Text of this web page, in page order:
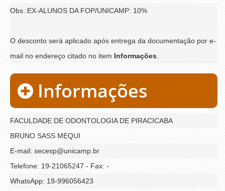
Obs.:EX-ALUNOS DA FOP/UNICAMP: 10%
O desconto será aplicado após entrega da documentação por e-
mail no endereço citado no item Informações
Informações
FACULDADE DE ODONTOLOGIA DE PIRACICABA
BRUNO SASS MEQUI
E-mail: secesp@unicamp.br
Telefone: 19-21065247 - Fax: -
WhatsApp: 19-996056423